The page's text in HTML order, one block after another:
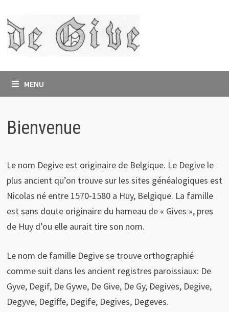
to
content
MENU
Bienvenue
Le nom Degive est originaire de Belgique. Le Degive le
plus ancient qu’on trouve sur les sites généalogiques est
Nicolas né entre 1570-1580 a Huy, Belgique. La famille
est sans doute originaire du hameau de « Gives », pres
de Huy d’ou elle aurait tire son nom.
Le nom de famille Degive se trouve orthographié
comme suit dans les ancient registres paroissiaux: De
Gyve, Degif, De Gywe, De Give, De Gy, Degives, Degive,
Degyve, Degiffe, Degife, Degives, Degeves.